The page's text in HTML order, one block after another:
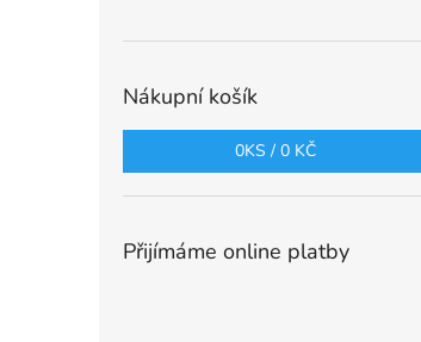
Nákupní košík
0KS / 0 KČ
Přijímáme online platby